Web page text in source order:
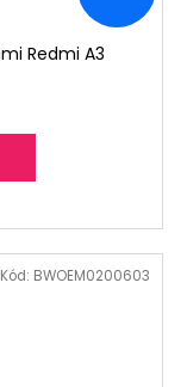
Redmi A3
Kód: BWOEM0200603